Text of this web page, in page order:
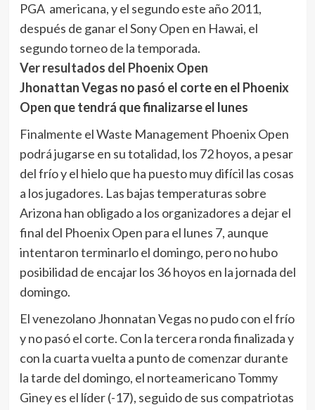
PGA americana, y el segundo este año 2011,
después de ganar el Sony Open en Hawai, el
segundo torneo de la temporada.
Ver resultados del Phoenix Open
Jhonattan Vegas no pasó el corte en el Phoenix
Open que tendrá que finalizarse el lunes
Finalmente el Waste Management Phoenix Open
podrá jugarse en su totalidad, los 72 hoyos, a pesar
del frío y el hielo que ha puesto muy difícil las cosas
a los jugadores. Las bajas temperaturas sobre
Arizona han obligado a los organizadores a dejar el
final del Phoenix Open para el lunes 7, aunque
intentaron terminarlo el domingo, pero no hubo
posibilidad de encajar los 36 hoyos en la jornada del
domingo.
El venezolano Jhonnatan Vegas no pudo con el frío
y no pasó el corte. Con la tercera ronda finalizada y
con la cuarta vuelta a punto de comenzar durante
la tarde del domingo, el norteamericano Tommy
Giney es el líder (-17), seguido de sus compatriotas